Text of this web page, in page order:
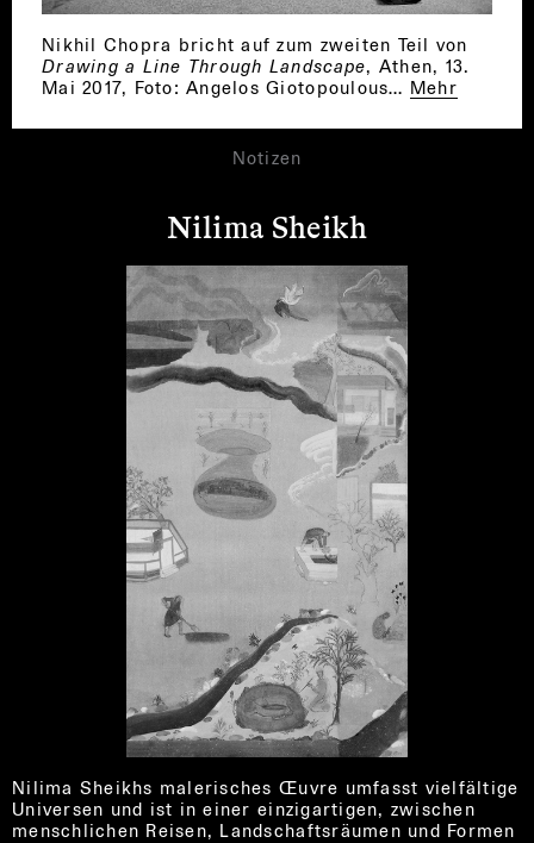
Nikhil Chopra bricht auf zum zweiten Teil von
Drawing a Line Through Landscape, Athen, 13.
Mai 2017, Foto: Angelos Giotopoulous… Mehr
Notizen
Nilima Sheikh
Nilima Sheikhs malerisches Œuvre umfasst vielfältige
Universen und ist in einer einzigartigen, zwischen
menschlichen Reisen, Landschaftsräumen und Formen